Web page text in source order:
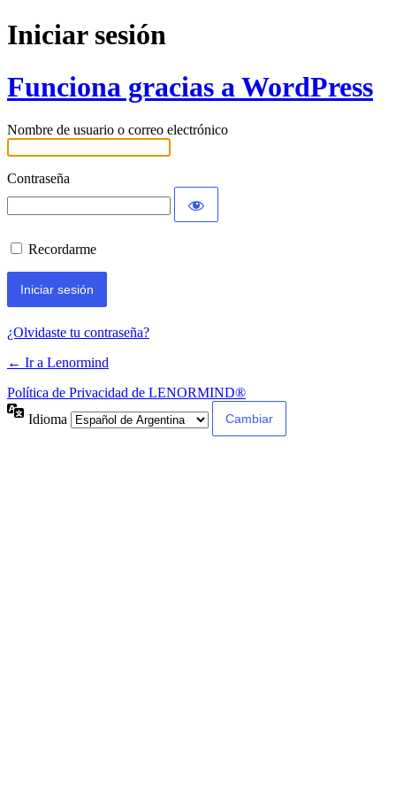
Iniciar sesión
Funciona gracias a WordPress
Nombre de usuario o correo electrónico
Contraseña
Recordarme
¿Olvidaste tu contraseña?
← Ir a Lenormind
Política de Privacidad de LENORMIND®
Idioma